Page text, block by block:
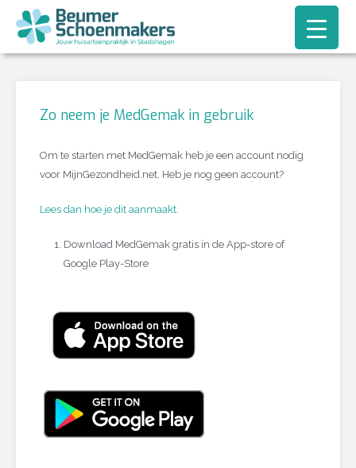
Zo neem je MedGemak in gebruik
Om te starten met MedGemak heb je een account nodig
voor MijnGezondheid.net. Heb je nog geen account?
Lees dan hoe je dit aanmaakt.
Download MedGemak gratis in de App-store of
Google Play-Store